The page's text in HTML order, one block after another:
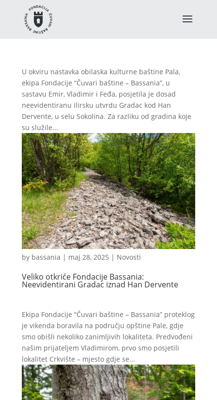
Veliko otkriće Fondacije Bassania:
Neevidentirani Gradac iznad Han Dervente
by bassania | maj 28, 2025 | Novosti
U okviru nastavka obilaska kulturne baštine Pala,
ekipa Fondacije “Čuvari baštine – Bassania”, u
sastavu Emir, Vladimir i Feđa, posjetila je dosad
neevidentiranu ilirsku utvrdu Gradac kod Han
Dervente, u selu Sokolina. Za razliku od gradina koje
su služile...
Ekipa Fondacije “Čuvari baštine – Bassania” proteklog
je vikenda boravila na području opštine Pale, gdje
smo obišli nekoliko zanimljivih lokaliteta. Predvođeni
našim prijateljem Vladimirom, prvo smo posjetili
lokalitet Crkvište – mjesto gdje se...